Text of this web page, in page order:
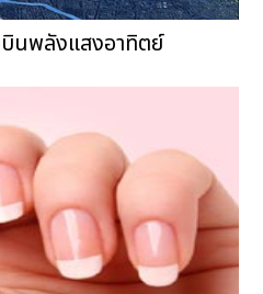
บินพลังแสงอาทิตย์